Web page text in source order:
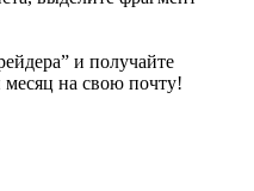
и получайте
на свою почту!